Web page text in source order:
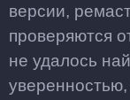
версии,
проверяются
не удалось
уверенностью,